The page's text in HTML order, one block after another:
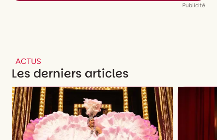
Publicité
ACTUS
Les derniers articles